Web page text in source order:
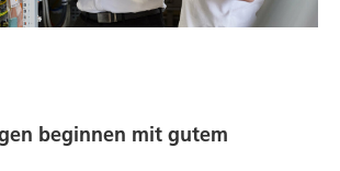
beginnen mit gutem